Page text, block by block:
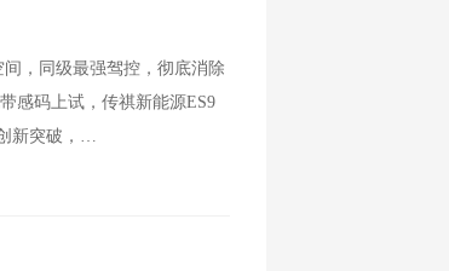
，同级最强驾控，彻底消除
感码上试，传祺新能源ES9
新突破，…